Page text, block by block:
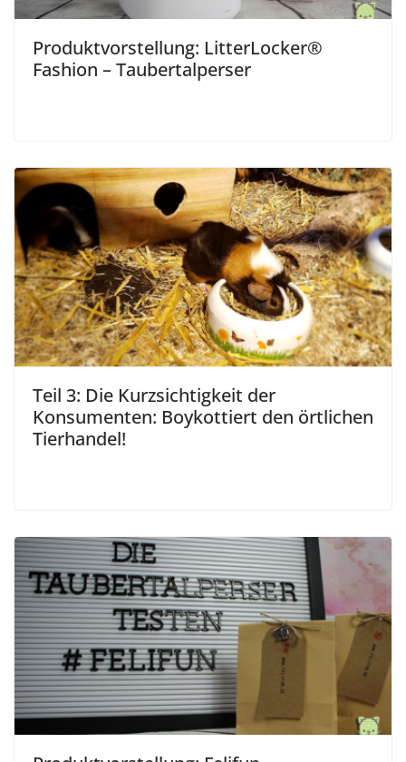
Produktvorstellung: LitterLocker®
Fashion – Taubertalperser
Teil 3: Die Kurzsichtigkeit der
Konsumenten: Boykottiert den örtlichen
Tierhandel!